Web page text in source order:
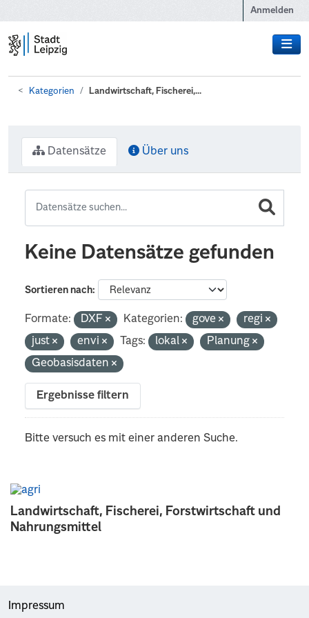
Anmelden
Kategorien Landwirtschaft, Fischerei,...
Landwirtschaft, Fischerei, Forstwirtschaft und
Nahrungsmittel
Datensätze Über uns
Keine Datensätze gefunden
Sortieren nach
Formate: DXF Kategorien: gove
regi
just
envi Tags: lokal
Planung
Geobasisdaten
Ergebnisse filtern
Bitte versuch es mit einer anderen Suche.
Impressum